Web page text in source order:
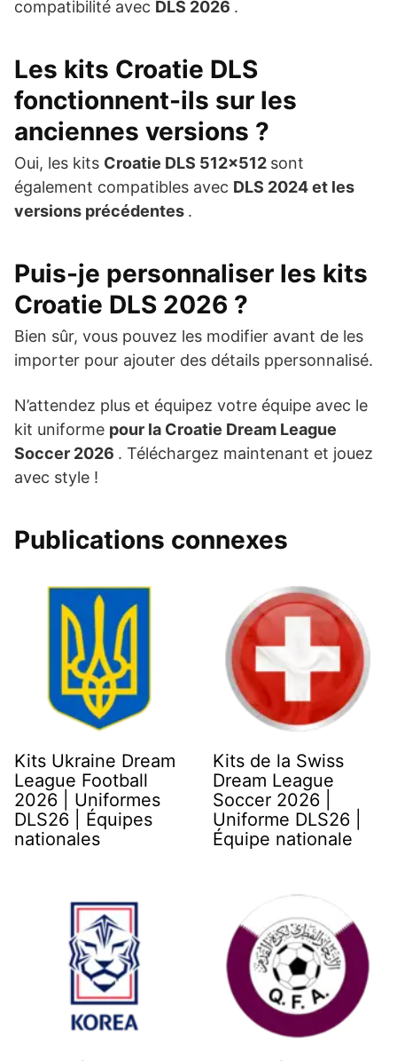
compatibilité avec DLS 2026 .
Les kits Croatie DLS
fonctionnent-ils sur les
anciennes versions ?
Oui, les kits Croatie DLS 512×512 sont
également compatibles avec DLS 2024 et les
versions précédentes .
Puis-je personnaliser les kits
Croatie DLS 2026 ?
Bien sûr, vous pouvez les modifier avant de les
importer pour ajouter des détails ppersonnalisé.
N’attendez plus et équipez votre équipe avec le
kit uniforme pour la Croatie Dream League
Soccer 2026 . Téléchargez maintenant et jouez
avec style !
Publications connexes
Kits Ukraine Dream
League Football
2026 | Uniformes
DLS26 | Équipes
nationales
Kits de la Swiss
Dream League
Soccer 2026 |
Uniforme DLS26 |
Équipe nationale